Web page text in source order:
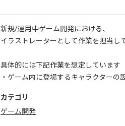
新規/運用中ゲーム開発における、
イラストレーターとして作業を担当し
具体的には下記作業を想定しています
・ゲーム内に登場するキャラクターの
カテゴリ
ゲーム開発